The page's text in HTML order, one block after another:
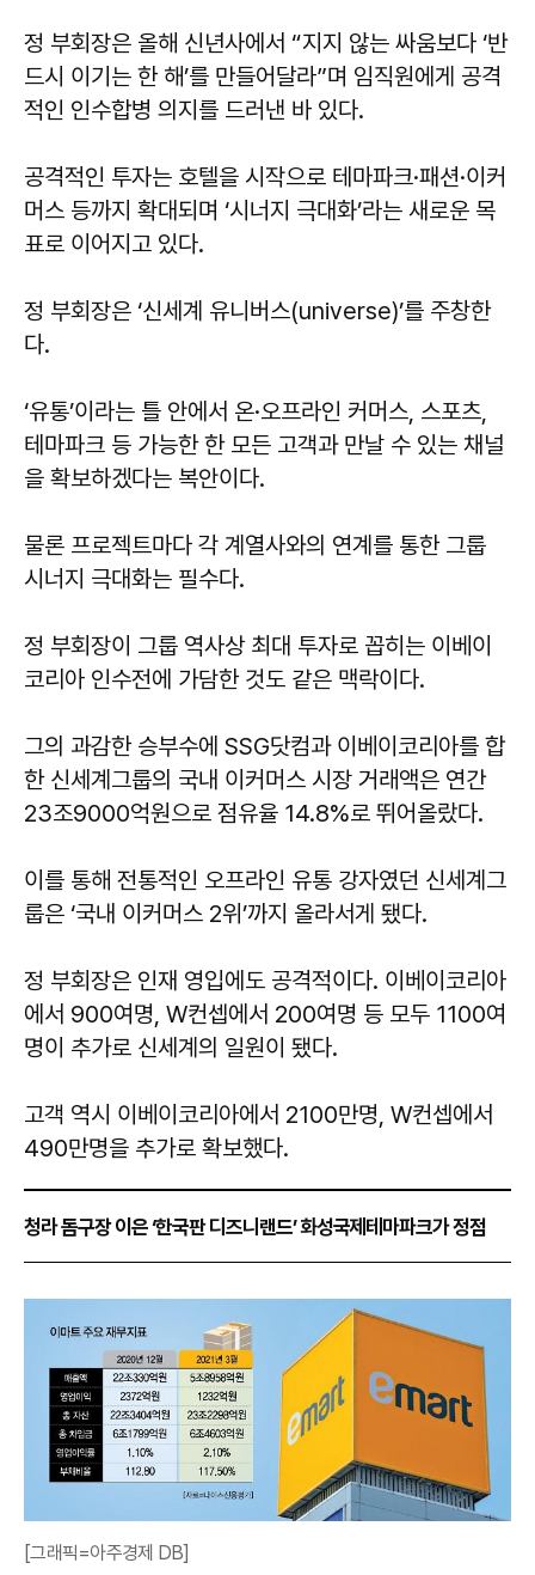
정 부회장은 올해 신년사에서 “지지 않는 싸움보다 ‘반
드시 이기는 한 해’를 만들어달라”며 임직원에게 공격
적인 인수합병 의지를 드러낸 바 있다.
공격적인 투자는 호텔을 시작으로 테마파크·패션·이커
머스 등까지 확대되며 ‘시너지 극대화’라는 새로운 목
표로 이어지고 있다.
정 부회장은 ‘신세계 유니버스(universe)’를 주창한
다.
‘유통’이라는 틀 안에서 온·오프라인 커머스, 스포츠,
테마파크 등 가능한 한 모든 고객과 만날 수 있는 채널
을 확보하겠다는 복안이다.
물론 프로젝트마다 각 계열사와의 연계를 통한 그룹
시너지 극대화는 필수다.
정 부회장이 그룹 역사상 최대 투자로 꼽히는 이베이
코리아 인수전에 가담한 것도 같은 맥락이다.
그의 과감한 승부수에 SSG닷컴과 이베이코리아를 합
한 신세계그룹의 국내 이커머스 시장 거래액은 연간
23조9000억원으로 점유율 14.8%로 뛰어올랐다.
이를 통해 전통적인 오프라인 유통 강자였던 신세계그
룹은 ‘국내 이커머스 2위’까지 올라서게 됐다.
정 부회장은 인재 영입에도 공격적이다. 이베이코리아
에서 900여명, W컨셉에서 200여명 등 모두 1100여
명이 추가로 신세계의 일원이 됐다.
고객 역시 이베이코리아에서 2100만명, W컨셉에서
490만명을 추가로 확보했다.
청라 돔구장 이은 ‘한국판 디즈니랜드’ 화성국제테마파크가 정점
[그래픽=아주경제 DB]